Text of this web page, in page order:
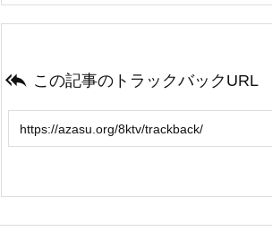
 この記事のトラックバックURL